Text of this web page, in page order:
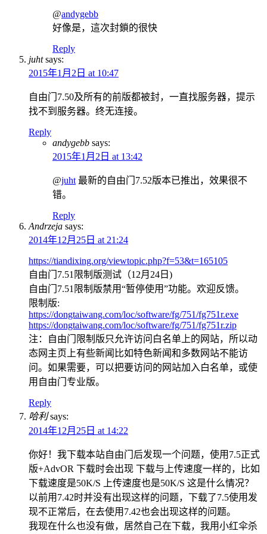
@andygebb
好像是，這次封鎖的很快
Reply
juht says:
2015年1月2日 at 10:47
自由门7.50及所有的前版都被封，一直找服务器，提示
找不到服务器。终无连接。
Reply
andygebb says:
2015年1月2日 at 13:42
@juht 最新的自由门7.52版本已推出，效果很不
错。
Reply
Andrzeja says:
2014年12月25日 at 21:24
https://tiandixing.org/viewtopic.php?f=53&t=165105
自由门7.51限制版测试（12月24日)
自由门7.51限制版禁用“暂停使用”功能。欢迎反馈。
限制版:
https://dongtaiwang.com/loc/software/fg/751/fg751r.exe
https://dongtaiwang.com/loc/software/fg/751/fg751r.zip
注：自由门限制版只允许访问白名单上的网站，所以动
态网主页上有些新闻比如特色新闻和多数网站不能访
问。如果需要，可以把要访问的网站加入白名单，或使
用自由门专业版。
Reply
哈利 says:
2014年12月25日 at 14:22
你好！我下载本站自由门后发现一个问题，使用7.5正式
版+AdvOR 下载时会出现 下载与上传速度一样的，比如
下载速度是50K/S 上传速度也是50K/S 这是什么情况？
以前用7.42时并没有出现这样的问题，下载了7.5使用发
现不正常后，在去使用7.42也会出现这样的问题。
我现在什么也没有做，居然自己在下载，我用小红伞杀